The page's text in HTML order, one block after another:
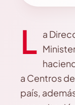
L a
a Centros
país,